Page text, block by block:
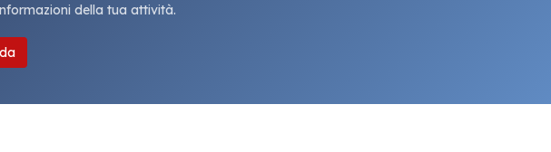
della tua attività.